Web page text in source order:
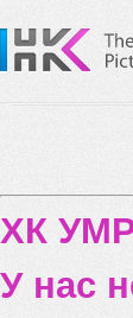
ХК
У нас